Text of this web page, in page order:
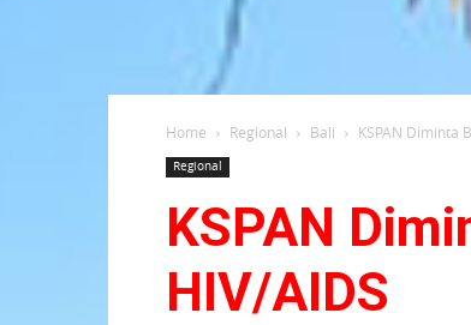
Home Regional Bali KSPAN Diminta
Regional
KSPAN
HIV/AIDS